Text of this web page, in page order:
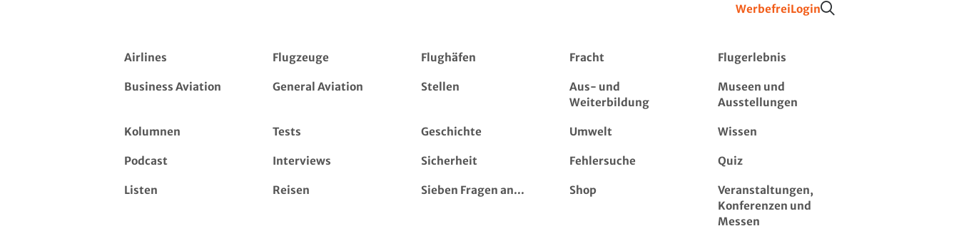
WerbefreiLogin
Airlines Flugzeuge Flughäfen Fracht Flugerlebnis
Business Aviation General Aviation Stellen
Aus- und
Weiterbildung
Museen und
Ausstellungen
Kolumnen Tests Geschichte Umwelt Wissen
Podcast Interviews Sicherheit Fehlersuche Quiz
Listen Reisen Sieben Fragen an... Shop
Veranstaltungen,
Konferenzen und
Messen